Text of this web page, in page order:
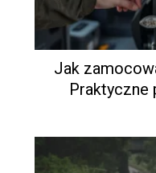
Jak
Praktyczne